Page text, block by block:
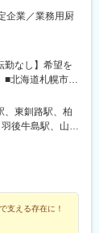
企業／業務用厨
勤なし】希望を
■北海道札幌市／
森県／岩手県／
区・中野区・八
）／神奈川県
）／愛知県（名
県／長野県
山県／三重県■中
県／山口県／
県（福岡市・北
、東釧路駅、柏
後牛島駅、山形
駅、新御徒町
上大岡駅、元住
名駅、東松阪
いな橋駅、和田
福山駅、松江
支える存在に！